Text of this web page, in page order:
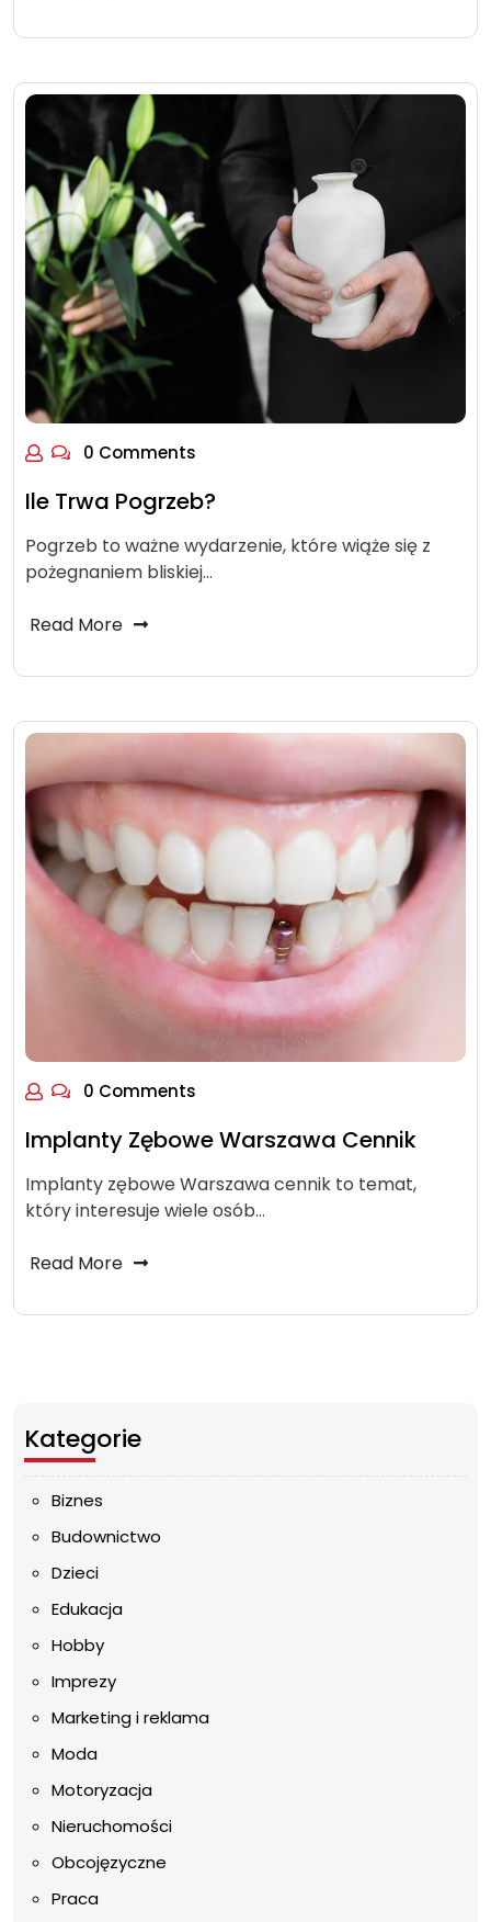
0 Comments
Ile Trwa Pogrzeb?
Pogrzeb to ważne wydarzenie, które wiąże się z
pożegnaniem bliskiej…
Read More
0 Comments
Implanty Zębowe Warszawa Cennik
Implanty zębowe Warszawa cennik to temat,
który interesuje wiele osób…
Read More
Kategorie
Biznes
Budownictwo
Dzieci
Edukacja
Hobby
Imprezy
Marketing i reklama
Moda
Motoryzacja
Nieruchomości
Obcojęzyczne
Praca